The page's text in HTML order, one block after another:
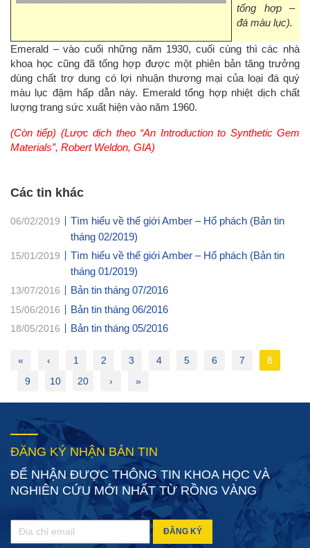
tổng hợp –
đá màu lục).
Emerald – vào cuối những năm 1930, cuối cùng thì các nhà
khoa học cũng đã tổng hợp được một phiên bản tăng trưởng
dùng chất trợ dung có lợi nhuận thương mại của loại đá quý
màu lục đậm hấp dẫn này. Emerald tổng hợp nhiệt dịch chất
lượng trang sức xuất hiện vào năm 1960.
(Còn tiếp) (Lược dịch theo “An Introduction to Synthetic Gem
Materials”, Robert Weldon, GIA)
Các tin khác
06/02/2019
Tìm hiểu về thế giới Amber – Hổ phách (Bản tin
tháng 02/2019)
15/01/2019
Tìm hiểu về thế giới Amber – Hổ phách (Bản tin
tháng 01/2019)
13/07/2016 Bản tin tháng 07/2016
15/06/2016 Bản tin tháng 06/2016
18/05/2016 Bản tin tháng 05/2016
« ‹ 1 2 3 4 5 6 7
8
9
10 20 › »
ĐĂNG KÝ NHẬN BẢN TIN
ĐỂ NHẬN ĐƯỢC THÔNG TIN KHOA HỌC VÀ
NGHIÊN CỨU MỚI NHẤT TỪ RỒNG VÀNG
ĐĂNG KÝ